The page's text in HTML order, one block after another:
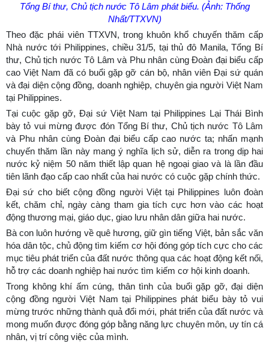
Tổng Bí thư, Chủ tịch nước Tô Lâm phát biểu. (Ảnh: Thống
Nhất/TTXVN)
Theo đặc phái viên TTXVN, trong khuôn khổ chuyến thăm cấp
Nhà nước tới Philippines, chiều 31/5, tại thủ đô Manila, Tổng Bí
thư, Chủ tịch nước Tô Lâm và Phu nhân cùng Đoàn đại biểu cấp
cao Việt Nam đã có buổi gặp gỡ cán bộ, nhân viên Đại sứ quán
và đại diện cộng đồng, doanh nghiệp, chuyên gia người Việt Nam
tại Philippines.
Tại cuộc gặp gỡ, Đại sứ Việt Nam tại Philippines Lại Thái Bình
bày tỏ vui mừng được đón Tổng Bí thư, Chủ tịch nước Tô Lâm
và Phu nhân cùng Đoàn đại biểu cấp cao nước ta; nhấn mạnh
chuyến thăm lần này mang ý nghĩa lịch sử, diễn ra trong dịp hai
nước kỷ niệm 50 năm thiết lập quan hệ ngoại giao và là lần đầu
tiên lãnh đạo cấp cao nhất của hai nước có cuộc gặp chính thức.
Đại sứ cho biết cộng đồng người Việt tại Philippines luôn đoàn
kết, chăm chỉ, ngày càng tham gia tích cực hơn vào các hoạt
động thương mại, giáo dục, giao lưu nhân dân giữa hai nước.
Bà con luôn hướng về quê hương, giữ gìn tiếng Việt, bản sắc văn
hóa dân tộc, chủ động tìm kiếm cơ hội đóng góp tích cực cho các
mục tiêu phát triển của đất nước thông qua các hoạt động kết nối,
hỗ trợ các doanh nghiệp hai nước tìm kiếm cơ hội kinh doanh.
Trong không khí ấm cúng, thân tình của buổi gặp gỡ, đại diện
cộng đồng người Việt Nam tại Philippines phát biểu bày tỏ vui
mừng trước những thành quả đổi mới, phát triển của đất nước và
mong muốn được đóng góp bằng năng lực chuyên môn, uy tín cá
nhân, vị trí công việc của mình.